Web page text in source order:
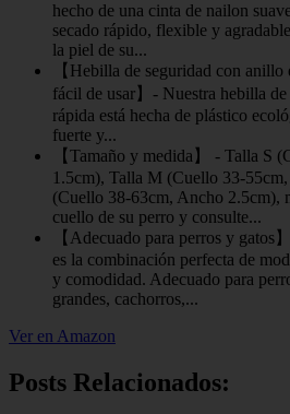
hecho de una cinta de nailon
secado rápido, flexible y
la piel de su...
【Hebilla de seguridad con
fácil de usar】- Nuestra hebilla
rápida está hecha de plástico
fuerte y...
【Tamaño y medida】 - Talla S
1.5cm), Talla M (Cuello 33-
(Cuello 38-63cm, Ancho 2.5cm),
cuello de su perro y consulte...
【Adecuado para perros y gatos
es la combinación perfecta de
y comodidad. Adecuado para
grandes, cachorros,...
Ver en Amazon
Posts Relacionados: